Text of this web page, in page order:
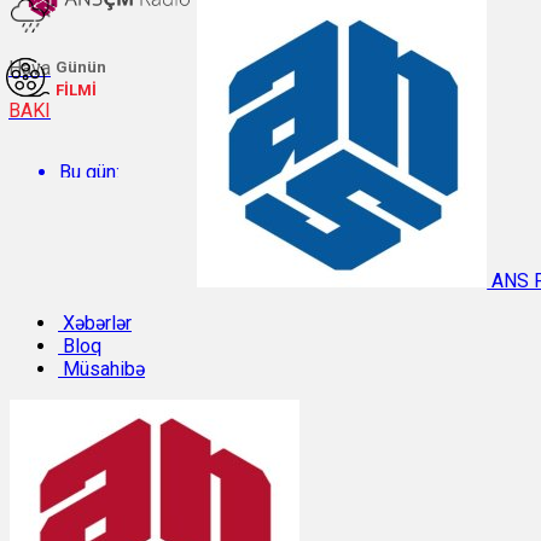
Hava
BAKI
Bu gün:
Temperatur: 27.1°C. Rütubət: 58%.
Sabah:
Günün
FİLMİ
ANS
Xəbərlər
Bloq
Müsahibə